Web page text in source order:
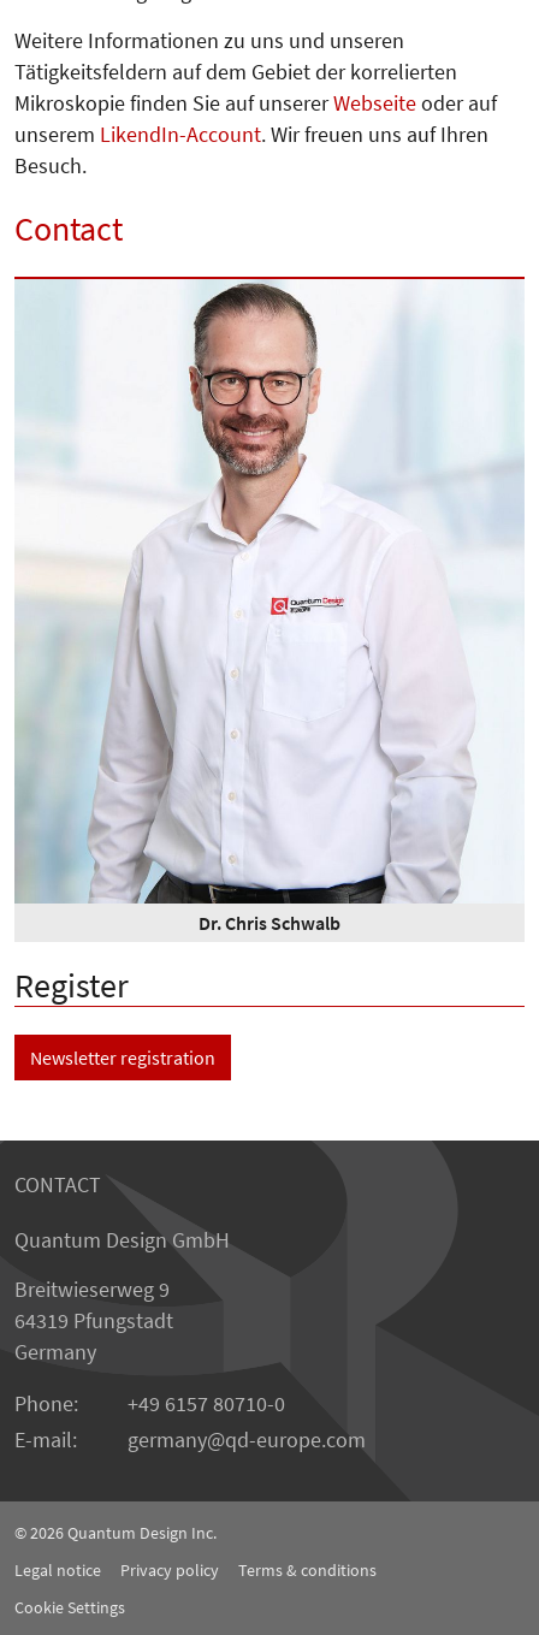
Weitere Informationen zu uns und unseren
Tätigkeitsfeldern auf dem Gebiet der korrelierten
Mikroskopie finden Sie auf unsererWebseiteoder auf
unserem LikendIn-Account. Wir freuen uns auf Ihren
Besuch.
Contact
Dr. Chris Schwalb
Register
Newsletter registration
CONTACT
Quantum Design GmbH
Breitwieserweg 9
64319 Pfungstadt
Germany
Phone:
+49 6157 80710-0
E-mail:
germany qd-europe.com
© 2026Quantum Design Inc.
Legal notice
Privacy policy
Terms & conditions
Cookie Settings